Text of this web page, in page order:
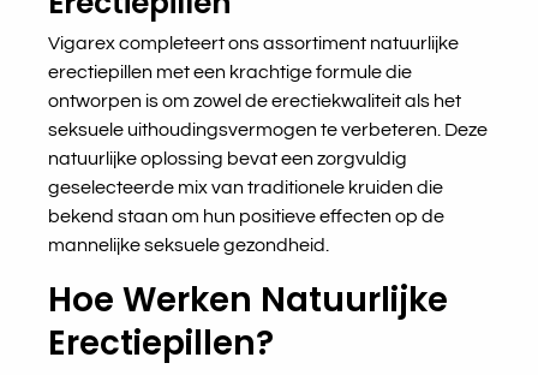
Vigarex completeert ons assortiment natuurlijke
erectiepillen met een krachtige formule die
ontworpen is om zowel de erectiekwaliteit als het
seksuele uithoudingsvermogen te verbeteren. Deze
natuurlijke oplossing bevat een zorgvuldig
geselecteerde mix van traditionele kruiden die
bekend staan om hun positieve effecten op de
mannelijke seksuele gezondheid.
Hoe Werken Natuurlijke
Erectiepillen?